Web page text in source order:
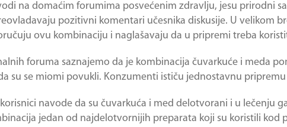
na domaćim forumima posvećenim zdravlju, jesu prirodni
pozitivni komentari učesnika diskusije. U velikom
ovu kombinaciju i naglašavaju da u pripremi treba
foruma saznajemo da je kombinacija čuvarkuće i meda
su se miomi povukli. Konzumenti ističu jednostavnu
navode da su čuvarkuća i med delotvorani i u lečenju
jedan od najdelotvornijih preparata koji su koristili kod